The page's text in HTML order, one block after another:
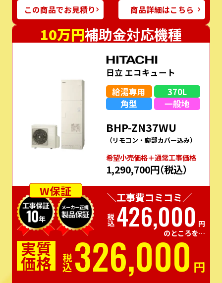
この商品でお見積り 商品詳細はこちら
10万円補助金対応機種
日立 エコキュート
給湯専用
370L
角型
一般地
BHP-ZN37WU
（リモコン・脚部カバー込み）
希望⼩売価格＋通常⼯事価格
1,290,700円（税込）
W保証
＼工事費コミコミ／
税込426,000 円
のところを…
実質
価格 税込326,000 円